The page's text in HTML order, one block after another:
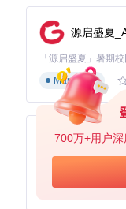
700万+用户
制，实现文字在高
寸选择"锐利优先"或
字体渲染引擎切换技
工具支持在GDI与
下的相关键值，
式：GDI适合传统
实践指南：从
源启盛夏
Markdown
AionUi
TypeScript